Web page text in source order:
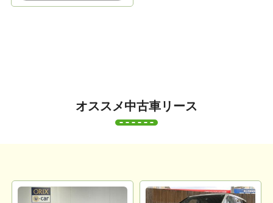
オススメ中古車リース